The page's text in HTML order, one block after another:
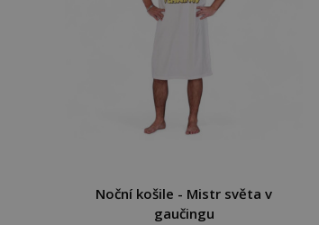
Noční košile - Mistr světa v
gaučingu